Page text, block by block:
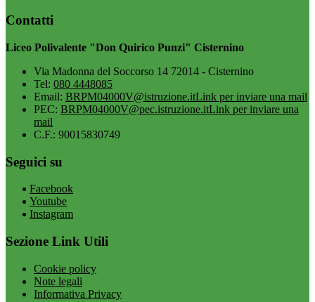
Contatti
Liceo Polivalente "Don Quirico Punzi" Cisternino
Via Madonna del Soccorso 14 72014 - Cisternino
Tel: 080 4448085
Email: BRPM04000V@istruzione.itLink per inviare una mail
PEC: BRPM04000V@pec.istruzione.itLink per inviare una
mail
C.F.: 90015830749
Seguici su
Facebook
Youtube
Instagram
Sezione Link Utili
Cookie policy
Note legali
Informativa Privacy